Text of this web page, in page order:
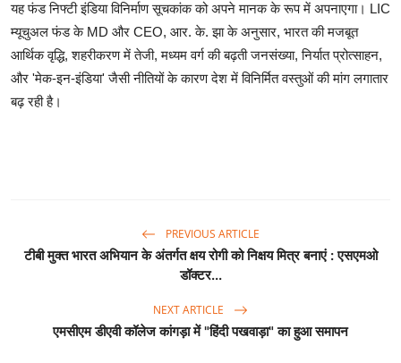
यह फंड निफ्टी इंडिया विनिर्माण सूचकांक को अपने मानक के रूप में अपनाएगा। LIC
म्यूचुअल फंड के MD और CEO, आर. के. झा के अनुसार, भारत की मजबूत
आर्थिक वृद्धि, शहरीकरण में तेजी, मध्यम वर्ग की बढ़ती जनसंख्या, निर्यात प्रोत्साहन,
और 'मेक-इन-इंडिया' जैसी नीतियों के कारण देश में विनिर्मित वस्तुओं की मांग लगातार
बढ़ रही है।
PREVIOUS ARTICLE
टीबी मुक्त भारत अभियान के अंतर्गत क्षय रोगी को निक्षय मित्र बनाएं : एसएमओ
डॉक्टर...
NEXT ARTICLE
एमसीएम डीएवी कॉलेज कांगड़ा में "हिंदी पखवाड़ा" का हुआ समापन